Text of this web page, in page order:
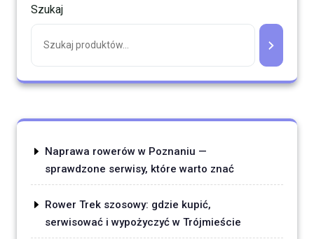
Szukaj
Naprawa rowerów w Poznaniu —
sprawdzone serwisy, które warto znać
Rower Trek szosowy: gdzie kupić,
serwisować i wypożyczyć w Trójmieście